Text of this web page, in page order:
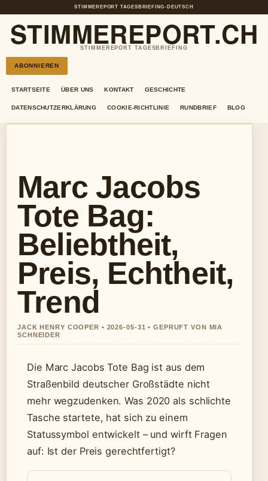
STIMMEREPORT TAGESBRIEFING• DEUTSCH
STIMMEREPORT.CH
STIMMEREPORT TAGESBRIEFING
ABONNIEREN
STARTSEITE ÜBER UNS KONTAKT GESCHICHTE
DATENSCHUTZERKLÄRUNG COOKIE-RICHTLINIE RUNDBRIEF BLOG
Marc Jacobs
Tote Bag:
Beliebtheit,
Preis, Echtheit,
Trend
JACK HENRY COOPER • 2026-05-31 • GEPRUFT VON MIA
SCHNEIDER
Die Marc Jacobs Tote Bag ist aus dem
Straßenbild deutscher Großstädte nicht
mehr wegzudenken. Was 2020 als schlichte
Tasche startete, hat sich zu einem
Statussymbol entwickelt – und wirft Fragen
auf: Ist der Preis gerechtfertigt?